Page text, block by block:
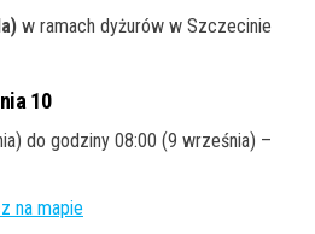
w ramach dyżurów w Szczecinie
10
do godziny 08:00 (9 września) –
na mapie